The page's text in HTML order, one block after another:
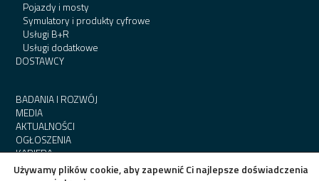
Pojazdy i mosty
Symulatory i produkty cyfrowe
Usługi B+R
Usługi dodatkowe
DOSTAWCY
BADANIA I ROZWÓJ
MEDIA
AKTUALNOŚCI
OGŁOSZENIA
KARIERA
KONTAKT
Używamy plików cookie, aby zapewnić Ci najlepsze doświadczenia